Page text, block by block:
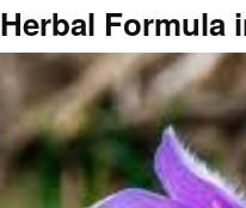
Herbal Formula